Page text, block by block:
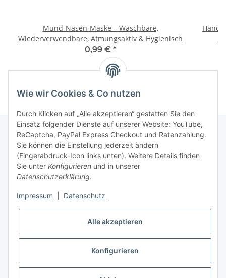
Mund-Nasen-Maske – Waschbare,
Wiederverwendbare, Atmungsaktiv & Hygienisch
0,99 € *
Gesetzliche Informationen
Informationen
Vertrag widerrufen
* Alle Preise inkl. gesetzlicher USt., zzgl.Versand
Wie wir Cookies & Co nutzen
Durch Klicken auf „Alle akzeptieren“ gestatten Sie den
Einsatz folgender Dienste auf unserer Website: YouTube,
ReCaptcha, PayPal Express Checkout und Ratenzahlung.
Sie können die Einstellung jederzeit ändern
(Fingerabdruck-Icon links unten). Weitere Details finden
Sie unter Konfigurieren und in unserer
Datenschutzerklärung.
Impressum Datenschutz
Alle akzeptieren
Konfigurieren